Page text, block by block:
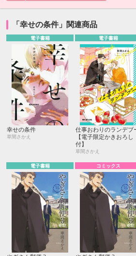
「幸せの条件」関連商品
電子書籍
幸せの条件
草間さかえ
電子書籍
仕事おわりのランデブ
【電子限定かきおろし
付】
草間さかえ
電子書籍 コミックス